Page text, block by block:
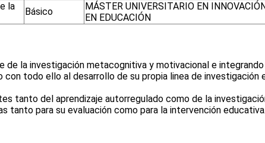
la
Básico
MÁSTER UNIVERSITARIO EN
EN EDUCACIÓN
de la investigación metacognitiva y motivacional e
todo ello al desarrollo de su propia linea de investigación
tanto del aprendizaje autorregulado como de la
para su evaluación como para la intervención educativa.